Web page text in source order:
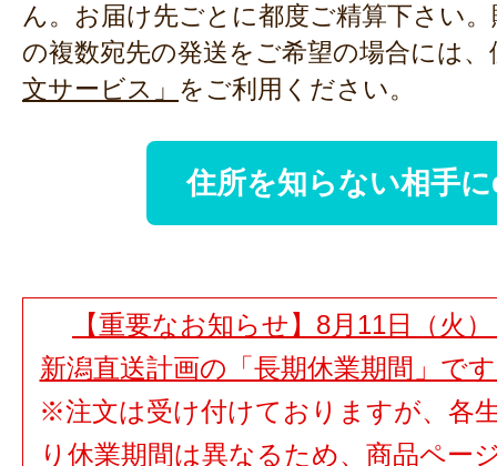
ん。お届け先ごとに都度ご精算下さい
の複数宛先の発送をご希望の場合には、
文サービス」 をご利用ください。
住所を知らない相手
【重要なお知らせ】8月11日（火
新潟直送計画の「長期休業期間」で
※注文は受け付けておりますが、各
り休業期間は異なるため、商品ペー